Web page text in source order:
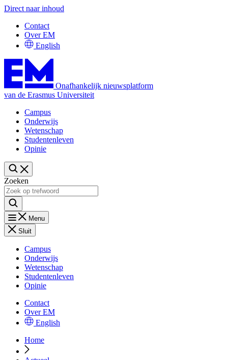
Direct naar inhoud
Contact
Over EM
English
Onafhankelijk nieuwsplatform
van de Erasmus Universiteit
Campus
Onderwijs
Wetenschap
Studentenleven
Opinie
Zoeken
Menu
Sluit
Campus
Onderwijs
Wetenschap
Studentenleven
Opinie
Contact
Over EM
English
Home